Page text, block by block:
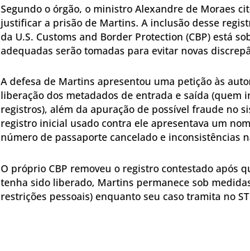
Segundo o órgão, o ministro Alexandre de Moraes
justificar a prisão de Martins. A inclusão desse
da U.S. Customs and Border Protection (CBP) está
adequadas serão tomadas para evitar novas
A defesa de Martins apresentou uma petição às
liberação dos metadados de entrada e saída (quem
registros), além da apuração de possível fraude no
registro inicial usado contra ele apresentava um
número de passaporte cancelado e inconsistências
O próprio CBP removeu o registro contestado após
tenha sido liberado, Martins permanece sob
restrições pessoais) enquanto seu caso tramita no